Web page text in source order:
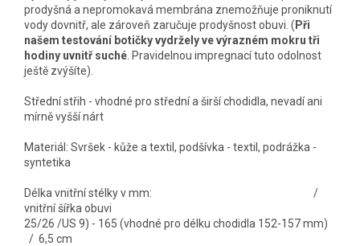
prodyšná a nepromokavá membrána znemožňuje proniknutí
vody dovnitř, ale zároveň zaručuje prodyšnost obuvi. ( Při
našem testování botičky vydržely ve výrazném mokru tři
hodiny uvnitř suché . Pravidelnou impregnací tuto odolnost
ještě zvýšíte).
Střední střih - vhodné pro střední a širší chodidla, nevadí ani
mírně vyšší nárt
Materiál: Svršek - kůže a textil, podšívka - textil, podrážka -
syntetika
Délka vnitřní stélky v mm: /
vnitřní šířka obuvi
25/26 /US 9) - 165 (vhodné pro délku chodidla 152-157 mm)
/ 6,5 cm